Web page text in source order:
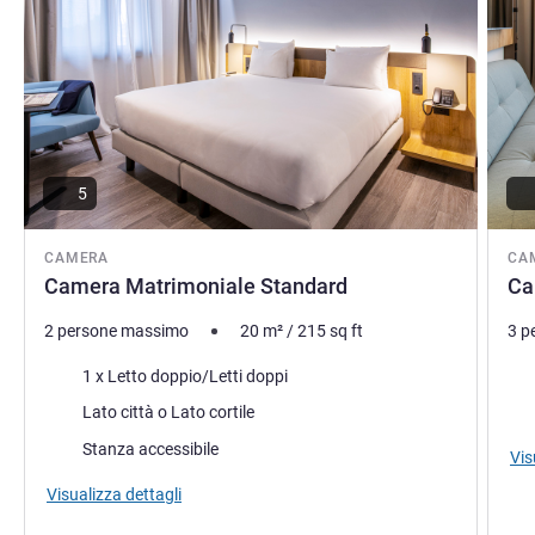
CAMERA
Camera Matrimoniale Standard
5
2 persone massimo 20 m²/215sq ft
Biancheria da letto
1 x Letto doppio/Letti doppi
Vista:
Lato città o Lato cortile
Stanza accessibile
Visualizza dettagli
3